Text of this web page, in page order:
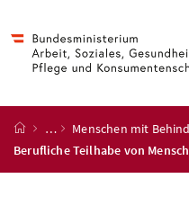
Startseite
…
Menschen mit
Berufliche Teilhabe von